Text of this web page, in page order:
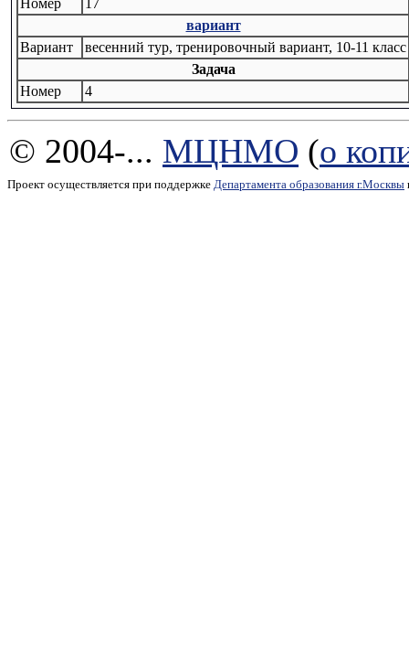
Номер
17
вариант
Вариант
весенний тур, тренировочный вариант, 10-11 класс
Задача
Номер
4
© 2004-... МЦНМО (о
Проект осуществляется при поддержке Департамента образования г.Москвы